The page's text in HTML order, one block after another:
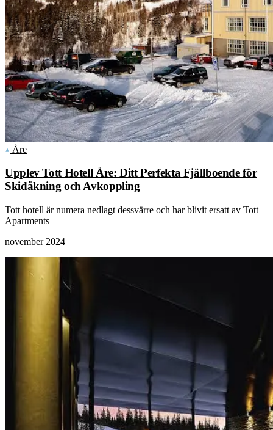
Åre
Upplev Tott Hotell Åre: Ditt Perfekta Fjällboende för
Skidåkning och Avkoppling
Tott hotell är numera nedlagt dessvärre och har blivit ersatt av Tott
Apartments
november 2024